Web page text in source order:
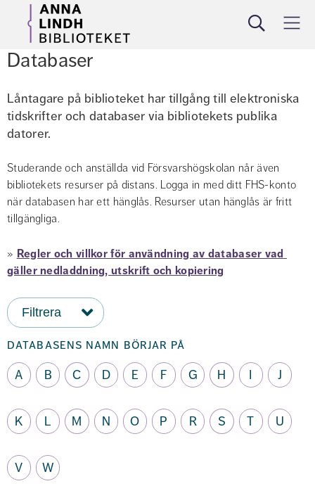
Sök Meny
låna söka
Databaser
Låntagare på biblioteket har tillgång till elektroniska
tidskrifter och databaser via bibliotekets publika
datorer.
Studerande och anställda vid Försvarshögskolan når även
bibliotekets resurser på distans. Logga in med ditt FHS-konto
när databasen har ett hänglås. Resurser utan hänglås är fritt
tillgängliga.
» Regler och villkor för användning av databaser vad
gäller nedladdning, utskrift och kopiering
Filtrera
databasens namn börjar på
A
B C D E F G H I J
K L M N O P R S T U
V W